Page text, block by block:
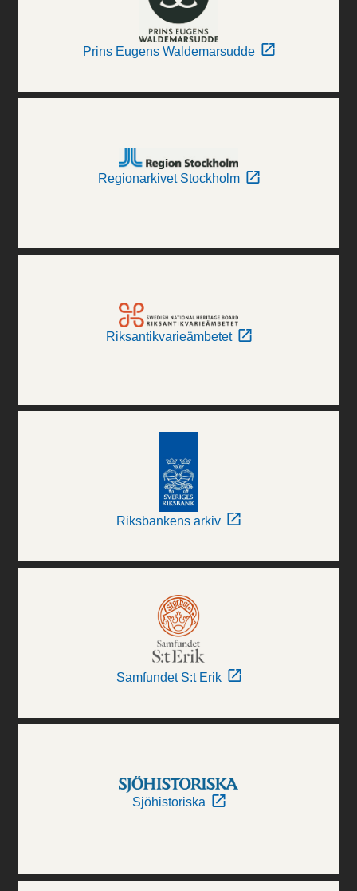
Prins Eugens Waldemarsudde
Regionarkivet Stockholm
Riksantikvarieämbetet
Riksbankens arkiv
Samfundet S:t Erik
Sjöhistoriska